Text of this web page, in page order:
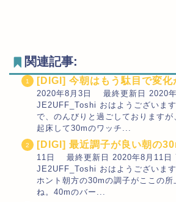
関連記事:
[DIGI] 今朝はもう駄目で変
2020年8月3日 最終更新日 2020
JE2UFF_Toshi おはようございま
で、のんびりと過ごしておりますが
起床して30mのワッチ...
[DIGI] 最近調子が良い朝の
11日 最終更新日 2020年8月11日
JE2UFF_Toshi おはようございます
ホント朝方の30mの調子がここの所
ね。40mのバー...